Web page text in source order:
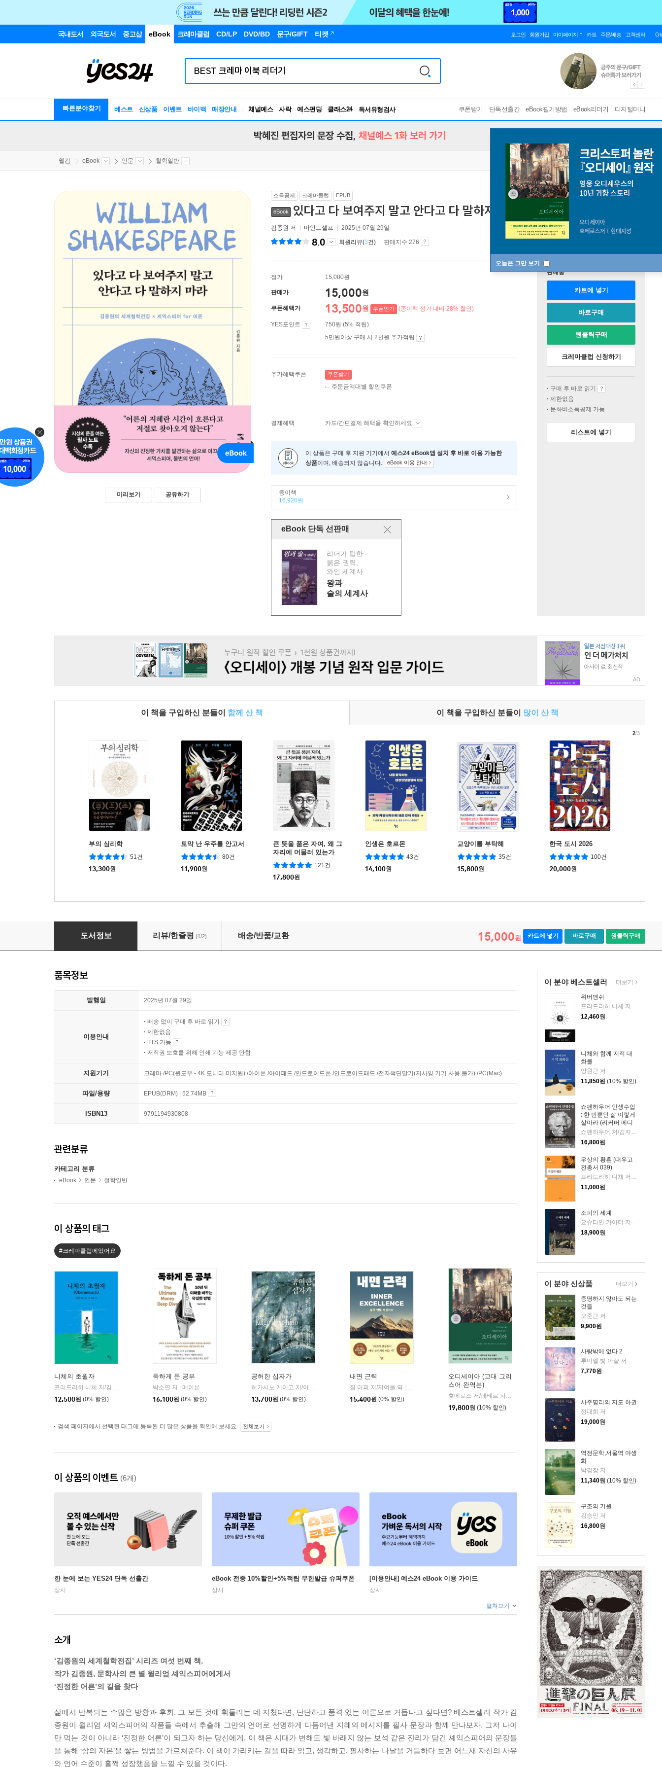
국내도서 외국도서 중고샵 eBook 크레마클럽 CD/LP DVD/BD 문구/GIFT 티켓 로그인 회원가입 마이페이지 카트 주문/배송 고객센터
빠른분야찾기 베스트 신상품 이벤트 바이백 매장안내 채널예스 사락 예스펀딩 클래스24
독서유형검사
RBTI Lab
쿠폰받기 단독선출간 eBook필기방법 eBook리더기 디지털머니
오늘은 그만 보기
박혜진 편집자의 문장 수집, 채널예스 1화 보러 가기
웰컴 eBook 인문 철학일반
미리보기 공유하기
소득공제 크레마클럽 EPUB
eBook 있다고 다 보여주지 말고 안다고 다 말하지 마라 [ EPUB ]
김종원 저 마인드셀프 2025년 07월 29일
8.0 회원리뷰(3건) 판매지수 276
정가 15,000원
판매가 15,000원
쿠폰혜택가 13,500원 쿠폰받기 (종이책 정가 대비 28% 할인)
YES포인트
750원 (5% 적립)
5만원이상 구매 시 2천원 추가적립
추가혜택쿠폰 쿠폰받기
주문금액대별 할인쿠폰
결제혜택 카드/간편결제 혜택을 확인하세요
이 상품은 구매 후 지원 기기에서 예스24 eBook앱 설치 후 바로 이용 가능한
상품이며, 배송되지 않습니다. eBook 이용 안내
종이책
16,920원
eBook 단독 선판매
리더가 탐한
붉은 권력,
와인 세계사
왕과
술의 세계사
판매중
카트에 넣기
바로구매
원클릭구매
크레마클럽 신청하기
구매 후 바로 읽기
제한없음
문화비소득공제 가능
리스트에 넣기
AD
이 책을 구입하신 분들이 함께 산 책 이 책을 구입하신 분들이 많이 산 책
부의 심리학
51건
13,300원
토막 난 우주를 안고서
80건
11,900원
큰 뜻을 품은 자여, 왜 그
자리에 머물러 있는가
121건
17,800원
인생은 호르몬
43건
14,100원
교양이를 부탁해
35건
15,800원
한국 도시 2026
100건
20,000원
2/3
있다고 다 보여주지 말고 안다고 다 말하지 마라
도서정보 리뷰/한줄평 (1/2) 배송/반품/교환 15,000원 카트에 넣기 바로구매 원클릭구매
이 분야 베스트셀러
위버멘쉬
프리드리히 니체 저/어나니머스 역
12,460원
니체와 함께 지적 대
화를
양원근 저
11,850원 (10% 할인)
쇼펜하우어 인생수업
: 한 번뿐인 삶 이렇게
살아라 (리커버 에디
션)
쇼펜하우어 저/김지민 역
16,800원
우상의 황혼 (대우고
전총서 039)
프리드리히 니체 저/박찬국 역
11,000원
소피의 세계
요슈타인 가아더 저/장영은 역
18,900원
더보기
이 분야 신상품
증명하지 않아도 되는
것들
오준근 저
9,900원
사랑밖에 없다 2
루미엘 빛 아샬 저
7,770원
사주명리의 지도 하권
정대희 저
19,000원
역전문학,서울역 야생
화
박경장 저
11,340원 (10% 할인)
구조의 기원
김승민 저
16,800원
더보기
품목정보
발행일 2025년 07월 29일
이용안내
배송 없이 구매 후 바로 읽기
제한없음
TTS 가능
저작권 보호를 위해 인쇄 기능 제공 안함
지원기기 크레마 /PC(윈도우 - 4K 모니터 미지원) /아이폰 /아이패드 /안드로이드폰 /안드로이드패드 /전자책단말기(저사양 기기 사용 불가) /PC(Mac)
파일/용량 EPUB(DRM) | 52.74MB
ISBN13 9791194930808
관련분류
카테고리 분류
eBook 인문 철학일반
이 상품의 태그
#크레마클럽에있어요
니체의 초월자
프리드리히 니체 저/김철 편역
12,500원 (0% 할인)
독하게 돈 공부
박소연 저
메이븐
16,100원 (0% 할인)
공허한 십자가
히가시노 게이고 저/이선희 역
자음과모음
13,700원 (0% 할인)
내면 근력
짐 머피 저/지여울 역
윌북(willbook)
15,400원 (0% 할인)
오디세이아 (고대 그리
스어 완역본)
호메로스 저/페테르 파울 루벤스 그림/박문재 역
19,800원 (10% 할인)
검색 페이지에서 선택된 태그에 등록된 더 많은 상품을 확인해 보세요. 전체보기
이 상품의 이벤트 (6개)
한 눈에 보는 YES24 단독 선출간
상시
eBook 전종 10%할인+5%적립 무한발급 슈퍼쿠폰
상시
[이용안내] 예스24 eBook 이용 가이드
상시
펼쳐보기
소개
‘김종원의 세계철학전집’ 시리즈 여섯 번째 책,
작가 김종원, 문학사의 큰 별 윌리엄 셰익스피어에게서
‘진정한 어른’의 길을 찾다
삶에서 반복되는 수많은 방황과 후회. 그 모든 것에 휘둘리는 데 지쳤다면, 단단하고 품격 있는 어른으로 거듭나고 싶다면? 베스트셀러 작가 김
종원이 윌리엄 셰익스피어의 작품들 속에서 추출해 그만의 언어로 선명하게 다듬어낸 지혜의 메시지를 필사 문장과 함께 만나보자. 그저 나이
만 먹는 것이 아니라 ‘진정한 어른’이 되고자 하는 당신에게, 이 책은 시대가 변해도 빛 바래지 않는 보석 같은 진리가 담긴 셰익스피어의 문장들
을 통해 ‘삶의 자본’을 쌓는 방법을 가르쳐준다. 이 책이 가리키는 길을 따라 읽고, 생각하고, 필사하는 나날을 거듭하다 보면 어느새 자신의 사유
와 언어 수준이 훌쩍 성장했음을 느낄 수 있을 것이다.